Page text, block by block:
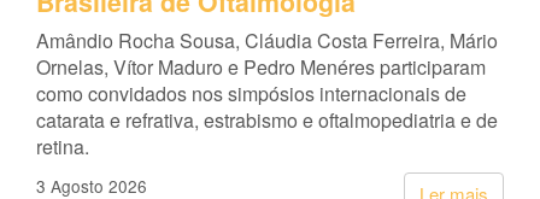
Amândio Rocha Sousa, Cláudia Costa Ferreira, Mário
Ornelas, Vítor Maduro e Pedro Menéres participaram
como convidados nos simpósios internacionais de
catarata e refrativa, estrabismo e oftalmopediatria e de
retina.
Ler mais
3 Agosto 2026